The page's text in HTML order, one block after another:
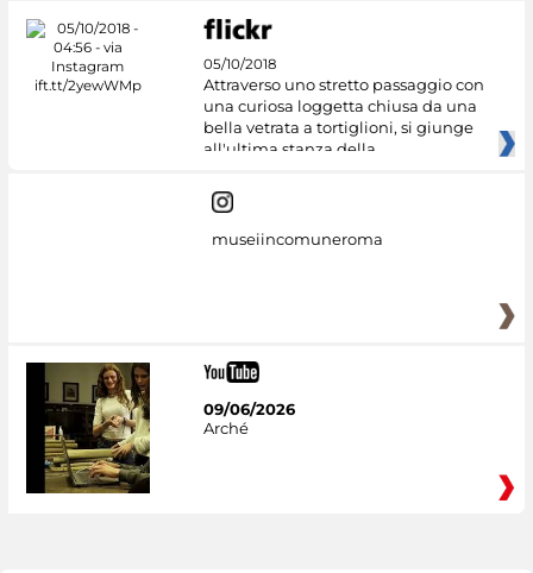
05/10/2018
Attraverso uno stretto passaggio con
una curiosa loggetta chiusa da una
bella vetrata a tortiglioni, si giunge
all'ultima stanza della
museiincomuneroma
09/06/2026
Arché